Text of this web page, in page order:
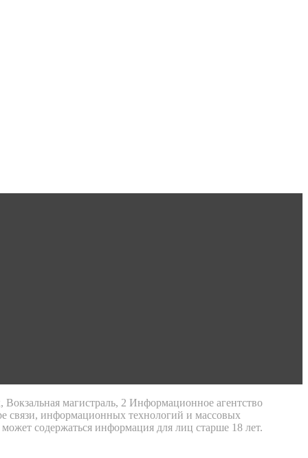
магистраль, 2 Информационное агентство
связи, информационных технологий и массовых
содержаться информация для лиц старше 18 лет.